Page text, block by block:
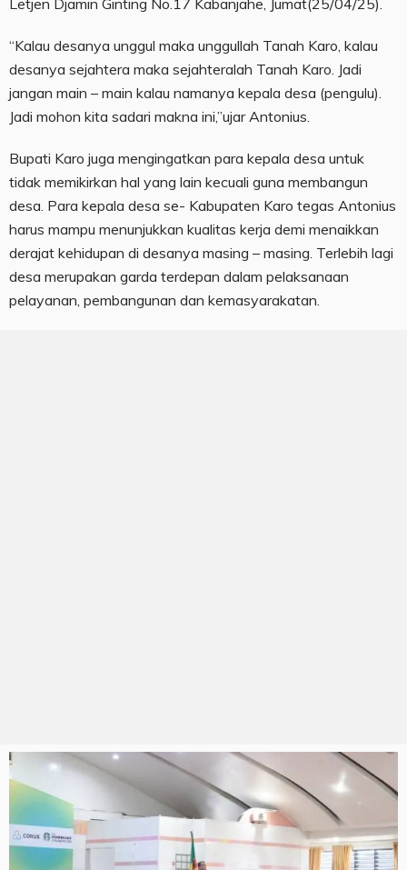
“Kalau desanya unggul maka unggullah Tanah Karo, kalau
desanya sejahtera maka sejahteralah Tanah Karo. Jadi
jangan main – main kalau namanya kepala desa (pengulu).
Jadi mohon kita sadari makna ini,”ujar Antonius.
Bupati Karo juga mengingatkan para kepala desa untuk
tidak memikirkan hal yang lain kecuali guna membangun
desa. Para kepala desa se- Kabupaten Karo tegas Antonius
harus mampu menunjukkan kualitas kerja demi menaikkan
derajat kehidupan di desanya masing – masing. Terlebih lagi
desa merupakan garda terdepan dalam pelaksanaan
pelayanan, pembangunan dan kemasyarakatan.